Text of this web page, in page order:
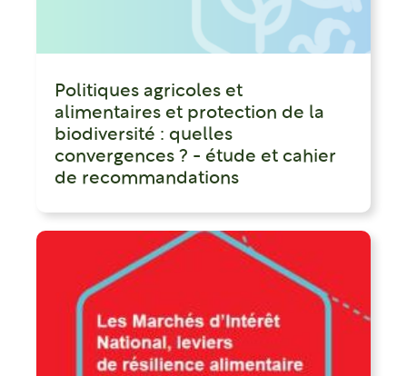
Politiques agricoles et
alimentaires et protection de la
biodiversité : quelles
convergences ? - étude et cahier
de recommandations